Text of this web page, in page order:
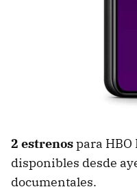
2 estrenospara HBO
disponibles desde
documentales.